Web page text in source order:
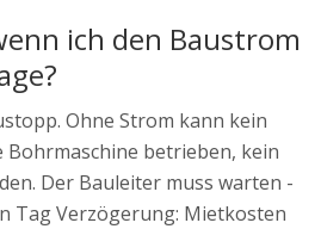
ich den Baustrom
Ohne Strom kann kein
Bohrmaschine betrieben, kein
Der Bauleiter muss warten -
Tag Verzögerung: Mietkosten